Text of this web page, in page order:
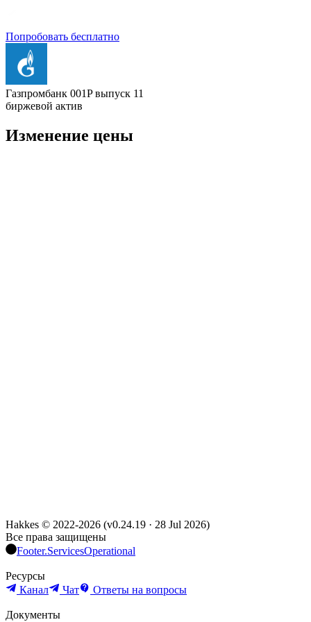
Попробовать бесплатно
Газпромбанк 001P выпуск 11
биржевой актив
Изменение цены
Hakkes © 2022-2026 (v0.24.19 · 28 Jul 2026)
Все права защищены
Footer.ServicesOperational
Ресурсы
Канал
Чат Ответы на вопросы
Документы